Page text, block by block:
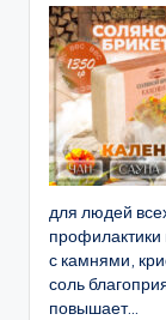
для людей
профилактики
с камнями,
соль
повышает...